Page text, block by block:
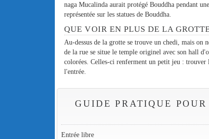
naga Mucalinda aurait protégé Bouddha pendant
représentée sur les statues de Bouddha.
QUE VOIR EN PLUS DE LA
Au-dessus de la grotte se trouve un chedi, mais
de la rue se situe le temple originel avec son hall
colorées. Celles-ci renferment un petit jeu : trouver
l'entrée.
GUIDE PRATIQUE
Entrée libre